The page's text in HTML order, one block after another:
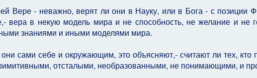
Вере - неважно, верят ли они в Науку, или в Бога - с позиции
вера в некую модель мира и не способность, не желание и не
знаниями и иными моделями мира.
сами себе и окружающим, это объясняют,- считают ли тех, кто
отсталыми, необразованными, не понимающими, и